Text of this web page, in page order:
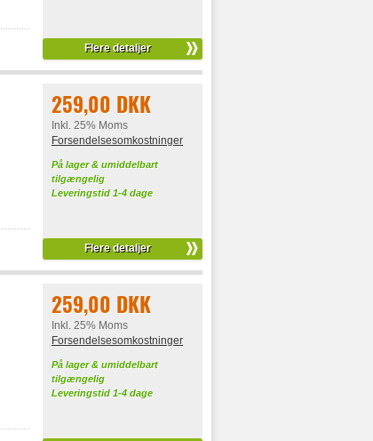
Flere detaljer
259,00 DKK
Inkl. 25% Moms
Forsendelsesomkostninger
På lager & umiddelbart
tilgængelig
Leveringstid 1-4 dage
Flere detaljer
259,00 DKK
Inkl. 25% Moms
Forsendelsesomkostninger
På lager & umiddelbart
tilgængelig
Leveringstid 1-4 dage